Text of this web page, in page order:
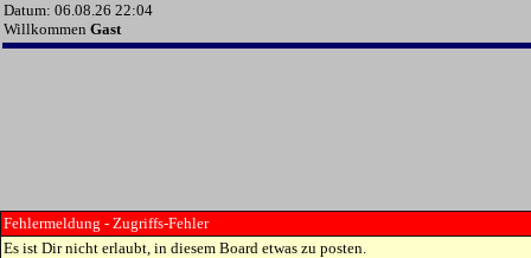
Datum: 06.08.26 22:04
Willkommen Gast
Fehlermeldung - Zugriffs-Fehler
Es ist Dir nicht erlaubt, in diesem Board etwas zu posten.